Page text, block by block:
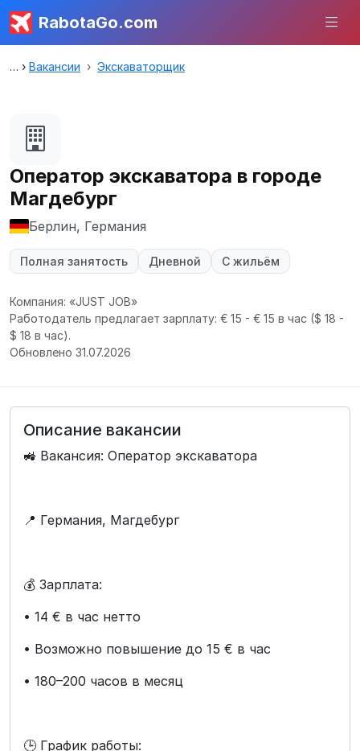
RabotaGo.com
Вакансии Экскаваторщик
Оператор экскаватора в городе
Магдебург
Берлин, Германия
Полная занятость Дневной С жильём
Компания: «JUST JOB»
Работодатель предлагает зарплату: € 15 - € 15 в час ($ 18 -
$ 18 в час).
Обновлено 31.07.2026
Описание вакансии
🚜 Вакансия: Оператор экскаватора
📍 Германия, Магдебург
💰 Зарплата:
• 14 € в час нетто
• Возможно повышение до 15 € в час
• 180–200 часов в месяц
🕒 График работы: